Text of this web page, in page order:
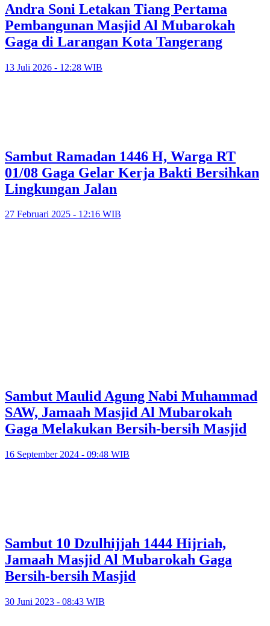
Andra Soni Letakan Tiang Pertama
Pembangunan Masjid Al Mubarokah
Gaga di Larangan Kota Tangerang
13 Juli 2026 - 12:28 WIB
Sambut Ramadan 1446 H, Warga RT
01/08 Gaga Gelar Kerja Bakti Bersihkan
Lingkungan Jalan
27 Februari 2025 - 12:16 WIB
Sambut Maulid Agung Nabi Muhammad
SAW, Jamaah Masjid Al Mubarokah
Gaga Melakukan Bersih-bersih Masjid
16 September 2024 - 09:48 WIB
Sambut 10 Dzulhijjah 1444 Hijriah,
Jamaah Masjid Al Mubarokah Gaga
Bersih-bersih Masjid
30 Juni 2023 - 08:43 WIB